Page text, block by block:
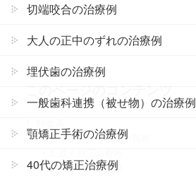
このページのコンテンツ
治療に入るまでの費用
小児矯正の費用
切端咬合の治療例
大人の正中のずれの治療例
埋伏歯の治療例
一般歯科連携（被せ物）の治療例
顎矯正手術の治療例
40代の矯正治療例